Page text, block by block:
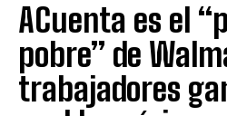
ACuenta es el
pobre” de
trabajadores